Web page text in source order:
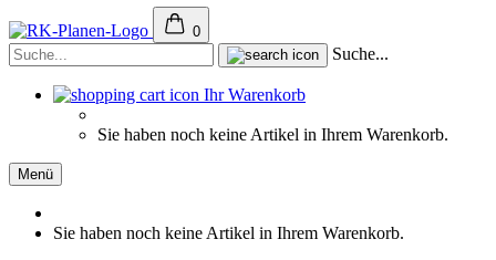
0
Suche...
Ihr Warenkorb
Sie haben noch keine Artikel in Ihrem Warenkorb.
Menü
Sie haben noch keine Artikel in Ihrem Warenkorb.